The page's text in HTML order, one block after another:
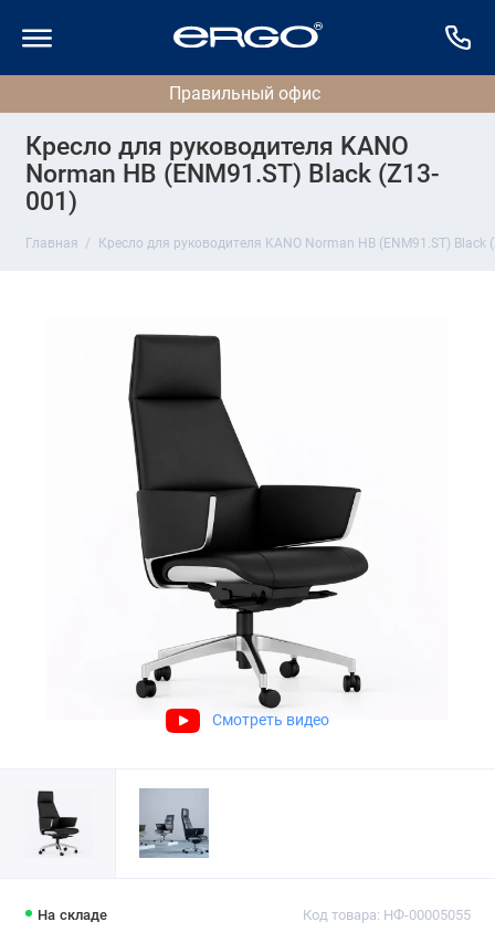
Кресло для руководителя KANO
Norman HB (ENM91.ST) Black (Z13-
001)
Главная Кресло для руководителя KANO Norman HB (ENM91.ST) Black
Смотреть видео
На складе Код товара: НФ-00005055